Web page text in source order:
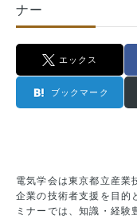
ナー
エックス
ブックマーク
電気学会は東京都立産業
企業の技術者支援を目的
ミナーでは、知識・経験